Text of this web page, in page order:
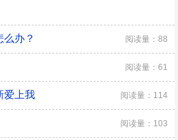
办？ 阅读量：88
阅读量：61
爱上我 阅读量：114
阅读量：103